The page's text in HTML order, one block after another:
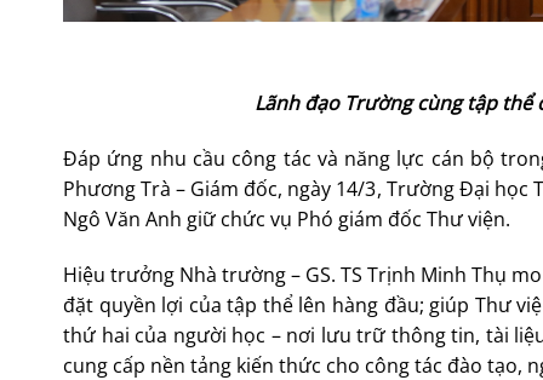
Lãnh đạo Trường cùng tập thể
Đáp ứng nhu cầu công tác và năng lực cán bộ
Phương Trà – Giám đốc, ngày 14/3, Trường Đại
Ngô Văn Anh giữ chức vụ Phó giám đốc Thư viện.
Hiệu trưởng Nhà trường – GS. TS Trịnh Minh Thụ
đặt quyền lợi của tập thể lên hàng đầu; giúp Thư
thứ hai của người học – nơi lưu trữ thông tin, tài
cung cấp nền tảng kiến thức cho công tác đào tạo,